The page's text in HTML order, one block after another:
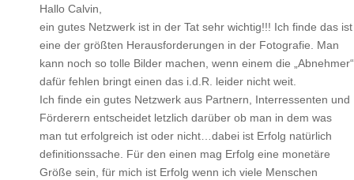
Hallo Calvin,
ein gutes Netzwerk ist in der Tat sehr wichtig!!! Ich finde das ist
eine der größten Herausforderungen in der Fotografie. Man
kann noch so tolle Bilder machen, wenn einem die „Abnehmer“
dafür fehlen bringt einen das i.d.R. leider nicht weit.
Ich finde ein gutes Netzwerk aus Partnern, Interressenten und
Förderern entscheidet letzlich darüber ob man in dem was
man tut erfolgreich ist oder nicht…dabei ist Erfolg natürlich
definitionssache. Für den einen mag Erfolg eine monetäre
Größe sein, für mich ist Erfolg wenn ich viele Menschen